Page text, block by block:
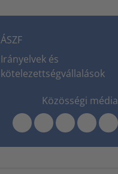
ÁSZF
Irányelvek és
kötelezettségvállalások
Közösségi média